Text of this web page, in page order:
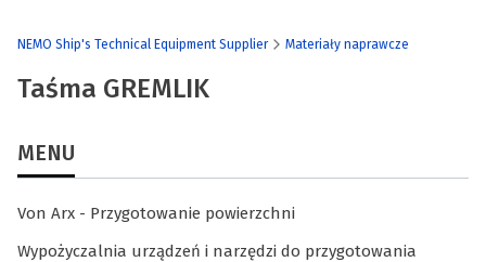
NEMO Ship's Technical Equipment Supplier Materiały naprawcze
Taśma GREMLIK
MENU
Von Arx - Przygotowanie powierzchni
Wypożyczalnia urządzeń i narzędzi do przygotowania